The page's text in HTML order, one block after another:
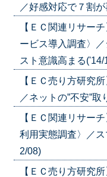
／好感対応で７割
【ＥＣ関連リサー
ービス導入調査〉
スト意識高まる('14/
【ＥＣ売り方研究
／ネットの”不安”
【ＥＣ関連リサー
利用実態調査〉／
2/08)
【ＥＣ売り方研究